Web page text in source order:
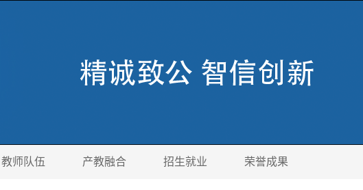
教师队伍 产教融合 招生就业 荣誉成果